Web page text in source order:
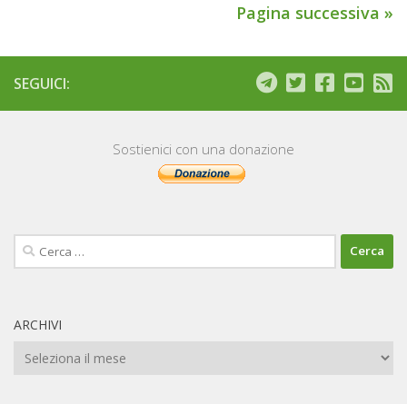
Pagina successiva »
SEGUICI:
Sostienici con una donazione
Ricerca
per:
ARCHIVI
Archivi